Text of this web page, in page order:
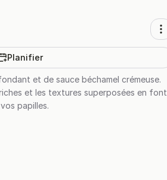
Planifier
et de sauce béchamel crémeuse.
et les textures superposées en font
papilles.